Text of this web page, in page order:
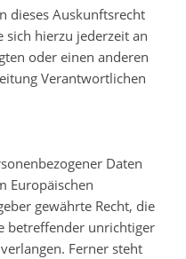
dieses Auskunftsrecht
sich hierzu jederzeit an
oder einen anderen
Verantwortlichen
Daten
Europäischen
gewährte Recht, die
betreffender unrichtiger
Ferner steht